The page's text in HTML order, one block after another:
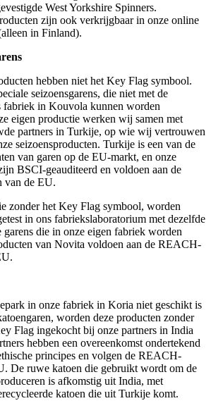
West Yorkshire Spinners.
zijn ook verkrijgbaar in onze online
in Finland).
hebben niet het Key Flag symbool.
seizoensgarens, die niet met de
fabriek in Kouvola kunnen worden
eigen productie werken wij samen met
partners in Turkije, op wie wij vertrouwen
seizoensproducten. Turkije is een van de
van garen op de EU-markt, en onze
BSCI-geauditeerd en voldoen aan de
van de EU.
zonder het Key Flag symbool, worden
in ons fabriekslaboratorium met dezelfde
garens die in onze eigen fabriek worden
van Novita voldoen aan de REACH-
in onze fabriek in Koria niet geschikt is
worden deze producten zonder
Flag ingekocht bij onze partners in India
hebben een overeenkomst ondertekend
principes en volgen de REACH-
De ruwe katoen die gebruikt wordt om de
is afkomstig uit India, met
katoen die uit Turkije komt.